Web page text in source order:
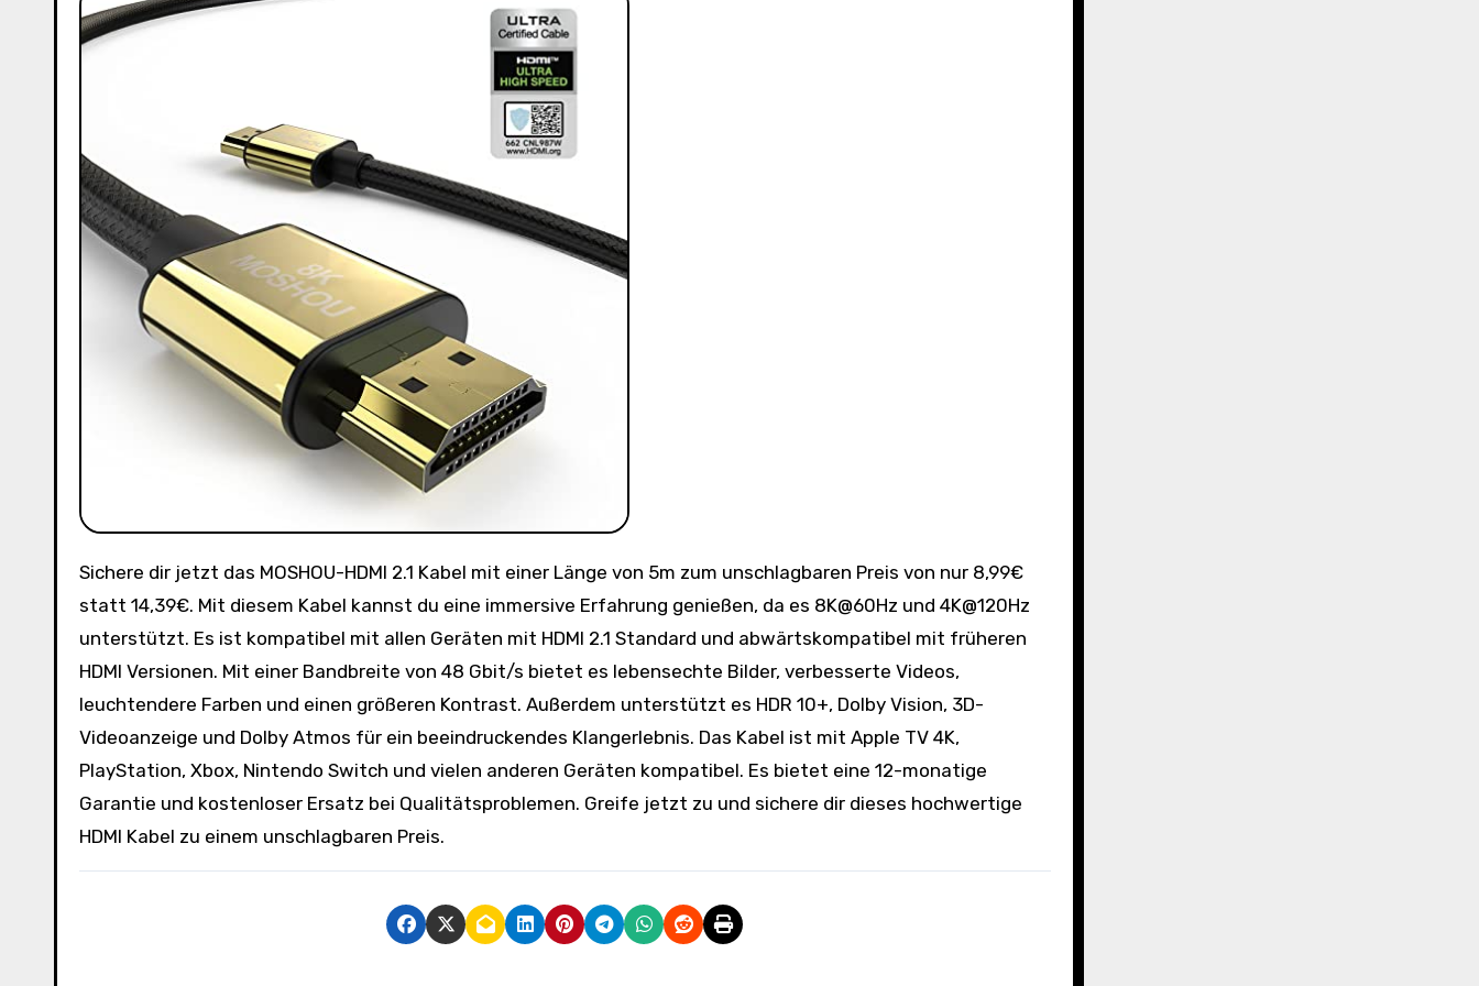
Sichere dir jetzt das MOSHOU-HDMI 2.1 Kabel mit einer Länge von 5m zum unschlagbaren Preis von nur 8,99€
statt 14,39€. Mit diesem Kabel kannst du eine immersive Erfahrung genießen, da es 8K@60Hz und 4K@120Hz
unterstützt. Es ist kompatibel mit allen Geräten mit HDMI 2.1 Standard und abwärtskompatibel mit früheren
HDMI Versionen. Mit einer Bandbreite von 48 Gbit/s bietet es lebensechte Bilder, verbesserte Videos,
leuchtendere Farben und einen größeren Kontrast. Außerdem unterstützt es HDR 10+, Dolby Vision, 3D-
Videoanzeige und Dolby Atmos für ein beeindruckendes Klangerlebnis. Das Kabel ist mit Apple TV 4K,
PlayStation, Xbox, Nintendo Switch und vielen anderen Geräten kompatibel. Es bietet eine 12-monatige
Garantie und kostenloser Ersatz bei Qualitätsproblemen. Greife jetzt zu und sichere dir dieses hochwertige
HDMI Kabel zu einem unschlagbaren Preis.